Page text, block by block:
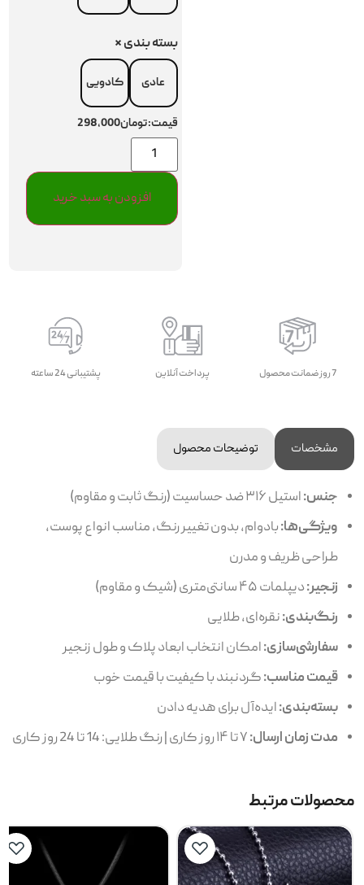
بسته بندی*
عادی کادویی
قیمت:تومان298,000
افزودن به سبد خرید
7 روز ضمانت محصول پرداخت آنلاین پشتیبانی 24 ساعته
مشخصات توضیحات محصول
جنس:استیل ۳۱۶ ضد حساسیت (رنگ ثابت و مقاوم)
ویژگی‌ها:بادوام، بدون تغییر رنگ، مناسب انواع پوست،
طراحی ظریف و مدرن
زنجیر:دیپلمات ۴۵ سانتی‌متری (شیک و مقاوم)
رنگ‌بندی:نقره‌ای، طلایی
سفارشی‌سازی:امکان انتخاب ابعاد پلاک و طول زنجیر
قیمت مناسب:گردنبند با کیفیت با قیمت خوب
بسته‌بندی:ایده‌آل برای هدیه دادن
مدت زمان ارسال:
محصولات مرتبط